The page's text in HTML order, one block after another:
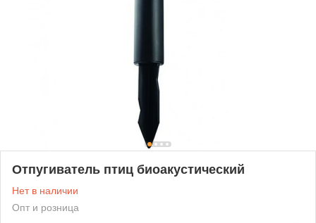
Отпугиватель птиц биоакустический
Нет в наличии
Опт и розница